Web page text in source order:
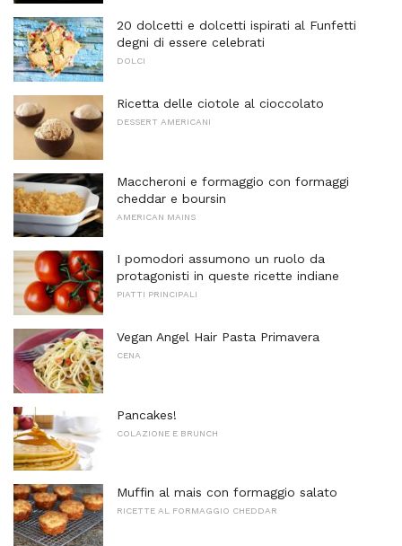
20 dolcetti e dolcetti ispirati al Funfetti
degni di essere celebrati
DOLCI
Ricetta delle ciotole al cioccolato
DESSERT AMERICANI
Maccheroni e formaggio con formaggi
cheddar e boursin
AMERICAN MAINS
I pomodori assumono un ruolo da
protagonisti in queste ricette indiane
PIATTI PRINCIPALI
Vegan Angel Hair Pasta Primavera
CENA
Pancakes!
COLAZIONE E BRUNCH
Muffin al mais con formaggio salato
RICETTE AL FORMAGGIO CHEDDAR